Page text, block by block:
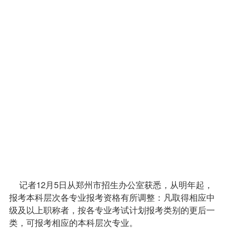
记者12月5日从郑州市招生办公室获悉，从明年起，
报考本科层次各专业报考资格有所调整：凡取得相应中
级及以上职称者，按各专业考试计划报考类别的更后一
类，可报考相应的本科层次专业。